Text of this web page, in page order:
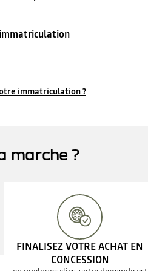
immatriculation ?
marche ?
FINALISEZ VOTRE ACHAT EN
CONCESSION